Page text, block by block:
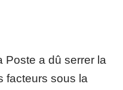
Poste a dû serrer la
facteurs sous la